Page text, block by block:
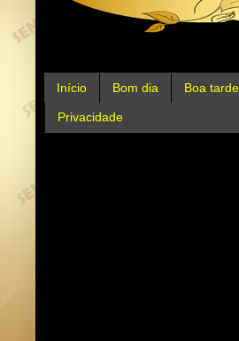
Início Bom dia Boa tarde
Privacidade